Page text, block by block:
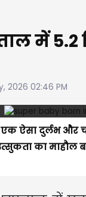
में 5.2
2026 02:46 PM
ऐसा दुर्लभ और
का माहौल